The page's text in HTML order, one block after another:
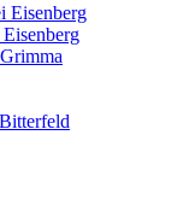
Eisenberg